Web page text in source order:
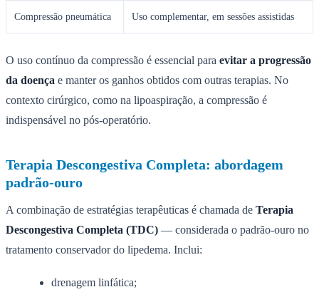
Compressão pneumática Uso complementar, em sessões assistidas
O uso contínuo da compressão é essencial para evitar a progressão
da doença e manter os ganhos obtidos com outras terapias. No
contexto cirúrgico, como na lipoaspiração, a compressão é
indispensável no pós-operatório.
Terapia Descongestiva Completa: abordagem
padrão-ouro
A combinação de estratégias terapêuticas é chamada de Terapia
Descongestiva Completa (TDC) — considerada o padrão-ouro no
tratamento conservador do lipedema. Inclui:
drenagem linfática;